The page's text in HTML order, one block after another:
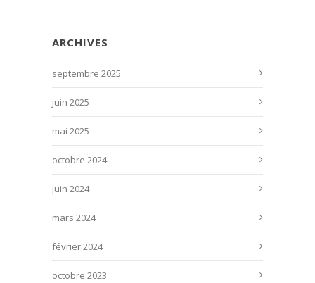
ARCHIVES
septembre 2025
juin 2025
mai 2025
octobre 2024
juin 2024
mars 2024
février 2024
octobre 2023